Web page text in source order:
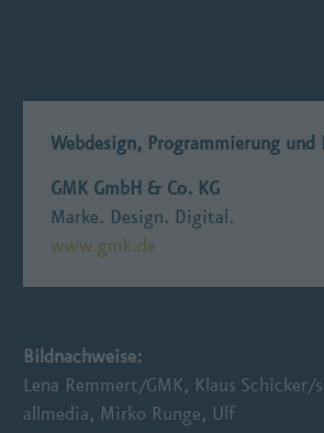
Webdesign, Programmierung und
GMK GmbH & Co. KG
Marke. Design. Digital.
www.gmk.de
Bildnachweise:
Lena Remmert/GMK, Klaus Schicker/
allmedia, Mirko Runge, Ulf